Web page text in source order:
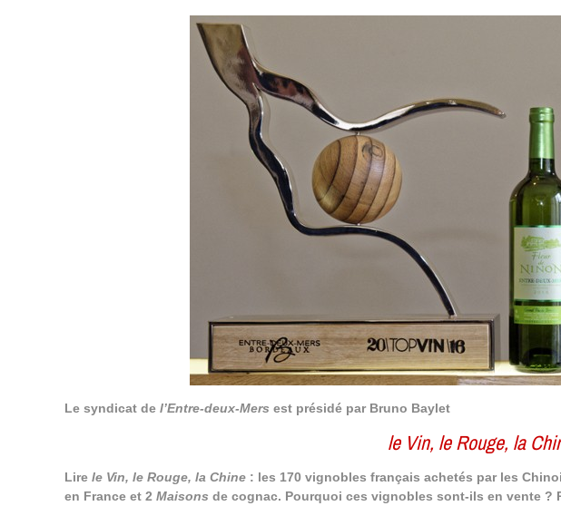
Le syndicat del’Entre-deux-Mers est présidé par Bruno Baylet
le Vin, le Rouge, la
Lirele Vin, le Rouge, la Chine : les 170 vignobles français achetés par les
en France et 2Maisons de cognac. Pourquoi ces vignobles sont-ils en vente